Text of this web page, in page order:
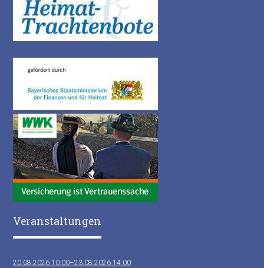
Veranstaltungen
20.08.2026 10:00–23.08.2026 14:00